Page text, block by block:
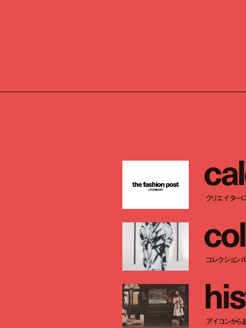
cal
クリエイター
col
コレクション
his
アイコンから